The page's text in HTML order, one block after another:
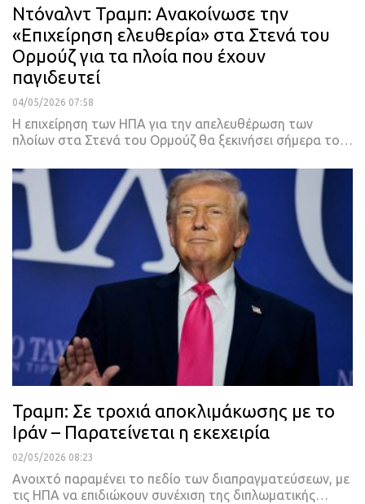
Ντόναλντ Τραμπ: Aνακοίνωσε την
«Επιχείρηση ελευθερία» στα Στενά του
Ορμούζ για τα πλοία που έχουν
παγιδευτεί
04/05/2026 07:58
Η επιχείρηση των ΗΠΑ για την απελευθέρωση των
πλοίων στα Στενά του Ορμούζ θα ξεκινήσει σήμερα το…
Τραμπ: Σε τροχιά αποκλιμάκωσης με το
Ιράν – Παρατείνεται η εκεχειρία
02/05/2026 08:23
Ανοιχτό παραμένει το πεδίο των διαπραγματεύσεων, με
τις ΗΠΑ να επιδιώκουν συνέχιση της διπλωματικής…